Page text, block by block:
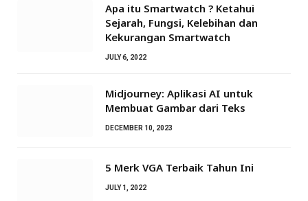
Apa itu Smartwatch ? Ketahui
Sejarah, Fungsi, Kelebihan dan
Kekurangan Smartwatch
JULY 6, 2022
Midjourney: Aplikasi AI untuk
Membuat Gambar dari Teks
DECEMBER 10, 2023
5 Merk VGA Terbaik Tahun Ini
JULY 1, 2022